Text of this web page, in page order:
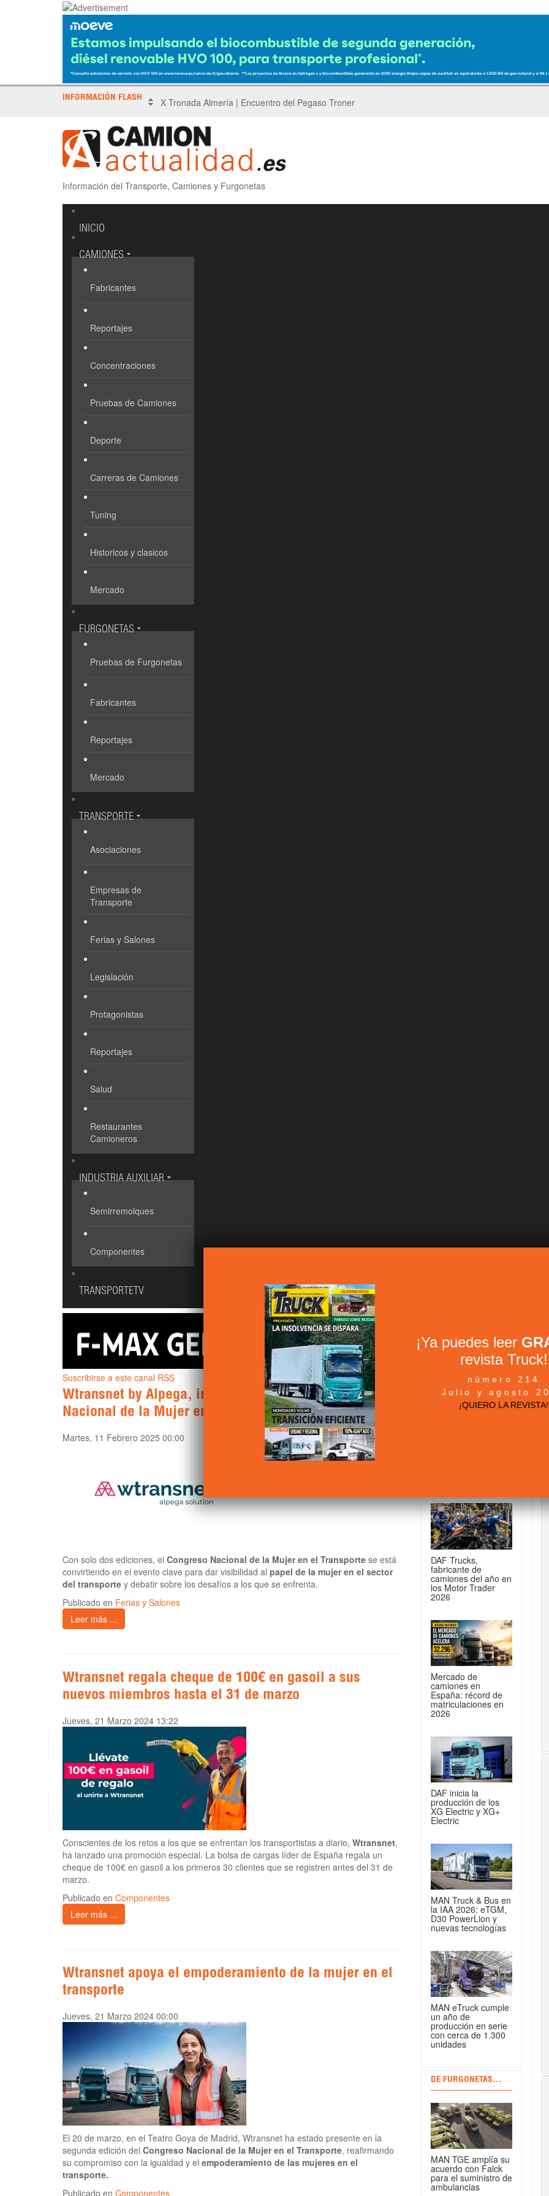
INFORMACIÓN FLASH Sinotruk protagoniza el Driver’s Parade del GP de China de F1
Información del Transporte, Camiones y Furgonetas
INICIO
CAMIONES
Fabricantes
Reportajes
Concentraciones
Pruebas de Camiones
Deporte
Carreras de Camiones
Tuning
Historicos y clasicos
Mercado
FURGONETAS
Pruebas de Furgonetas
Fabricantes
Reportajes
Mercado
TRANSPORTE
Asociaciones
Empresas de
Transporte
Ferias y Salones
Legislación
Protagonistas
Reportajes
Salud
Restaurantes
Camioneros
INDUSTRIA AUXILIAR
Semirremolques
Componentes
TRANSPORTETV
Suscribirse a este canal RSS
Wtransnet by Alpega, impulsora del 3er Congreso
Nacional de la Mujer en el Transporte
Martes, 11 Febrero 2025 00:00
Con solo dos ediciones, el Congreso Nacional de la Mujer en el Transporte se está
convirtiendo en el evento clave para dar visibilidad al papel de la mujer en el sector
del transporte y debatir sobre los desafíos a los que se enfrenta.
Publicado en Ferias y Salones
Leer más ...
Wtransnet regala cheque de 100€ en gasoil a sus
nuevos miembros hasta el 31 de marzo
Jueves, 21 Marzo 2024 13:22
Conscientes de los retos a los que se enfrentan los transportistas a diario, Wtransnet,
ha lanzado una promoción especial. La bolsa de cargas líder de España regala un
cheque de 100€ en gasoil a los primeros 30 clientes que se registren antes del 31 de
marzo.
Publicado en Componentes
Leer más ...
Wtransnet apoya el empoderamiento de la mujer en el
transporte
Jueves, 21 Marzo 2024 00:00
El 20 de marzo, en el Teatro Goya de Madrid, Wtransnet ha estado presente en la
segunda edición del Congreso Nacional de la Mujer en el Transporte, reafirmando
su compromiso con la igualdad y el empoderamiento de las mujeres en el
transporte.
Publicado en Componentes
DE CAMIONES...
DAF Trucks,
fabricante de
camiones del año en
los Motor Trader
2026
Mercado de
camiones en
España: récord de
matriculaciones en
2026
DAF inicia la
producción de los
XG Electric y XG+
Electric
MAN Truck & Bus en
la IAA 2026: eTGM,
D30 PowerLion y
nuevas tecnologías
MAN eTruck cumple
un año de
producción en serie
con cerca de 1.300
unidades
DE FURGONETAS...
MAN TGE amplía su
acuerdo con Falck
para el suministro de
ambulancias
¡Ya puedes leer
revista Truck!
número 214
Julio y agosto
¡QUIERO LA REVISTA!